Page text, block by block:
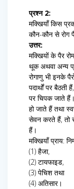
प्रश्न 2:
मक्खियाँ किस
कौन-कौन से रोग
उत्तर:
मक्खियों के पैर
थूक अथवा अन्य
रोगाणु भी इनके
पदार्थों पर बैठती
पर चिपक जाते हैं।
हो जाते हैं तथा
सेवन करते हैं, तो
हैं।
मक्खियाँ प्राय:
(1) हैजा,
(2) टायफाइड,
(3) पेचिश तथा
(4) अतिसार।